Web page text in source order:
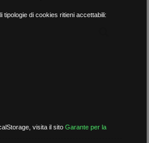
tipologie di cookies ritieni accettabili:
visita il sitoGarante per la